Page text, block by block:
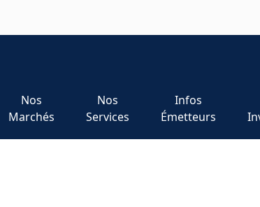
Nos
Marchés
Nos
Services
Infos
Émetteurs